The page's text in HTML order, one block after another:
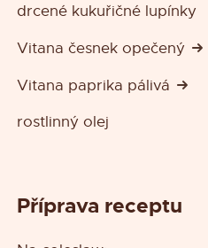
drcené kukuřičné lupínky
Vitana česnek opečený
Vitana paprika pálivá
rostlinný olej
Příprava receptu